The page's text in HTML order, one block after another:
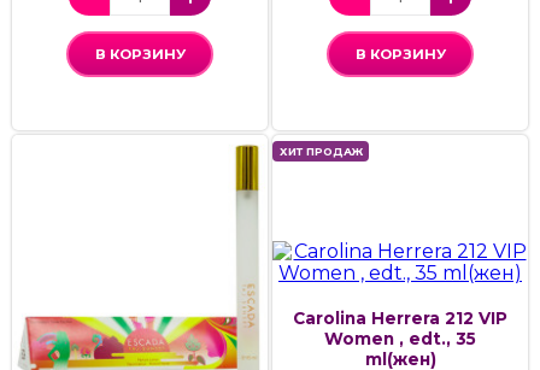
В КОРЗИНУ В КОРЗИНУ
ХИТ ПРОДАЖ
Carolina Herrera 212 VIP
Women , edt., 35
ml(жен)